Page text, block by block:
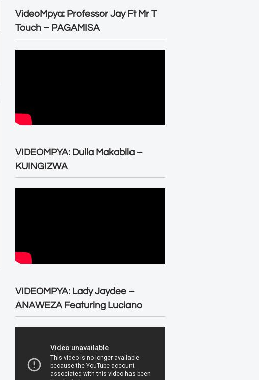
VideoMpya: Professor Jay Ft Mr T
Touch – PAGAMISA
VIDEOMPYA: Dulla Makabila –
KUINGIZWA
VIDEOMPYA: Lady Jaydee –
ANAWEZA Featuring Luciano